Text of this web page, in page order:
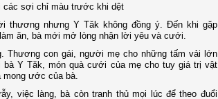
các sợi chỉ màu trước khi dệt
thương nhưng Y Tăk không đồng ý. Đến khi gặp
ăn, bà mới mở lòng nhận lời yêu và cưới.
Thương con gái, người mẹ cho những tấm vải lớn
Y Tăk, món quà cưới của mẹ cho tuy giá trị vật
ước của bà.
việc làng, bà còn tranh thủ mọi lúc để theo đuổi